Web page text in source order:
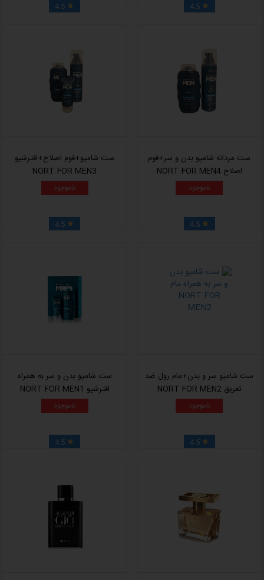

4.5

ست مردانه شامپو بدن و سر+فوم
اصلاح NORT FOR MEN4
ناموجود

4.5
ست شامپو+فوم اصلاح+افترشیو
NORT FOR MEN3
ناموجود

ست شامپو سر و بدن+مام رول ضد
تعریق NORT FOR MEN2
ناموجود

4.5
ست شامپو بدن و سر به همراه
افترشیو NORT FOR MEN1
ناموجود
